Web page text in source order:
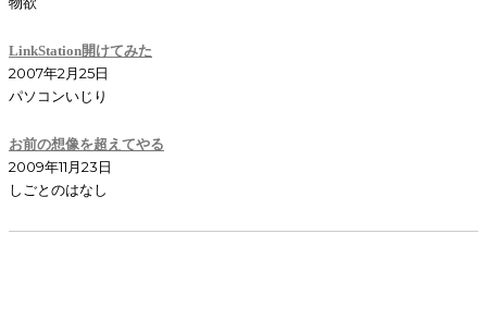
LinkStation開けてみた
2007年2月25日
パソコンいじり
お前の想像を超えてやる
2009年11月23日
しごとのはなし